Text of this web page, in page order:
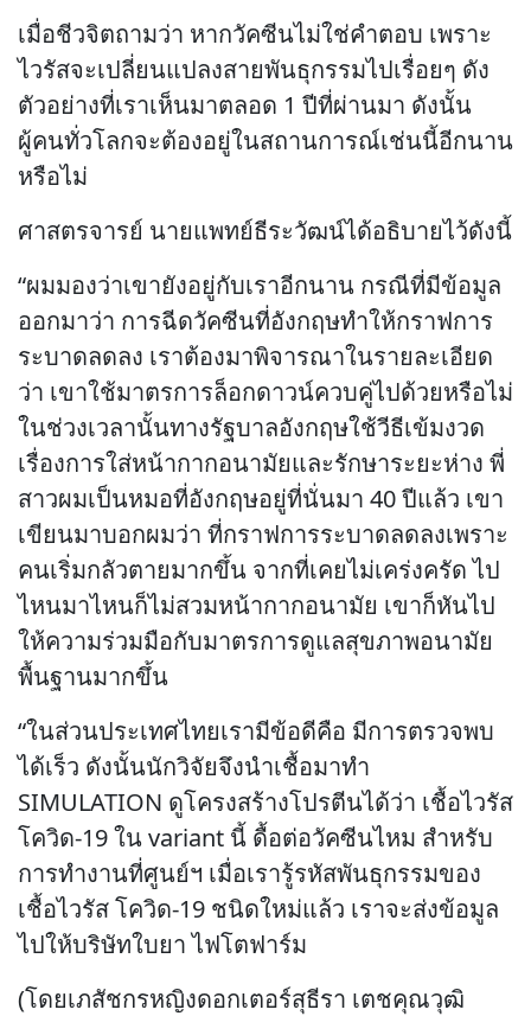
เมื่อชีวจิตถามว่า หากวัคซีนไม่ใช่คำตอบ เพราะ
ไวรัสจะเปลี่ยนแปลงสายพันธุกรรมไปเรื่อยๆ ดัง
ตัวอย่างที่เราเห็นมาตลอด 1 ปีที่ผ่านมา ดังนั้น
ผู้คนทั่วโลกจะต้องอยู่ในสถานการณ์เช่นนี้อีกนาน
หรือไม่
ศาสตรจารย์ นายแพทย์ธีระวัฒน์ได้อธิบายไว้ดังนี้
“ผมมองว่าเขายังอยู่กับเราอีกนาน กรณีที่มีข้อมูล
ออกมาว่า การฉีดวัคซีนที่อังกฤษทำให้กราฟการ
ระบาดลดลง เราต้องมาพิจารณาในรายละเอียด
ว่า เขาใช้มาตรการล็อกดาวน์ควบคู่ไปด้วยหรือไม่
ในช่วงเวลานั้นทางรัฐบาลอังกฤษใช้วีธีเข้มงวด
เรื่องการใส่หน้ากากอนามัยและรักษาระยะห่าง พี่
สาวผมเป็นหมอที่อังกฤษอยู่ที่นั่นมา 40 ปีแล้ว เขา
เขียนมาบอกผมว่า ที่กราฟการระบาดลดลงเพราะ
คนเริ่มกลัวตายมากขึ้น จากที่เคยไม่เคร่งครัด ไป
ไหนมาไหนก็ไม่สวมหน้ากากอนามัย เขาก็หันไป
ให้ความร่วมมือกับมาตรการดูแลสุขภาพอนามัย
พื้นฐานมากขึ้น
“ในส่วนประเทศไทยเรามีข้อดีคือ มีการตรวจพบ
ได้เร็ว ดังนั้นนักวิจัยจึงนำเชื้อมาทำ
SIMULATION ดูโครงสร้างโปรตีนได้ว่า เชื้อไวรัส
โควิด-19 ใน variant นี้ ดื้อต่อวัคซีนไหม สำหรับ
การทำงานที่ศูนย์ฯ เมื่อเรารู้รหัสพันธุกรรมของ
เชื้อไวรัส โควิด-19 ชนิดใหม่แล้ว เราจะส่งข้อมูล
ไปให้บริษัทใบยา ไฟโตฟาร์ม
(โดยเภสัชกรหญิงดอกเตอร์สุธีรา เตชคุณวุฒิ